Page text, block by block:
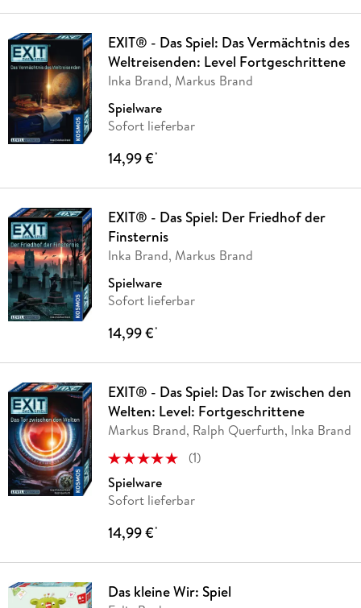
EXIT® - Das Spiel: Das Vermächtnis des
Weltreisenden: Level Fortgeschrittene
Inka Brand, Markus Brand
Spielware
Sofort lieferbar
14,99 €*
EXIT® - Das Spiel: Der Friedhof der
Finsternis
Inka Brand, Markus Brand
Spielware
Sofort lieferbar
14,99 €*
EXIT® - Das Spiel: Das Tor zwischen den
Welten: Level: Fortgeschrittene
Markus Brand, Ralph Querfurth, Inka Brand
(1)
Spielware
Sofort lieferbar
14,99 €*
Das kleine Wir: Spiel